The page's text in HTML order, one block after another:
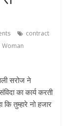
contract
Woman
सरोज ने
का कार्य करती
तुम्हारे नो हजार